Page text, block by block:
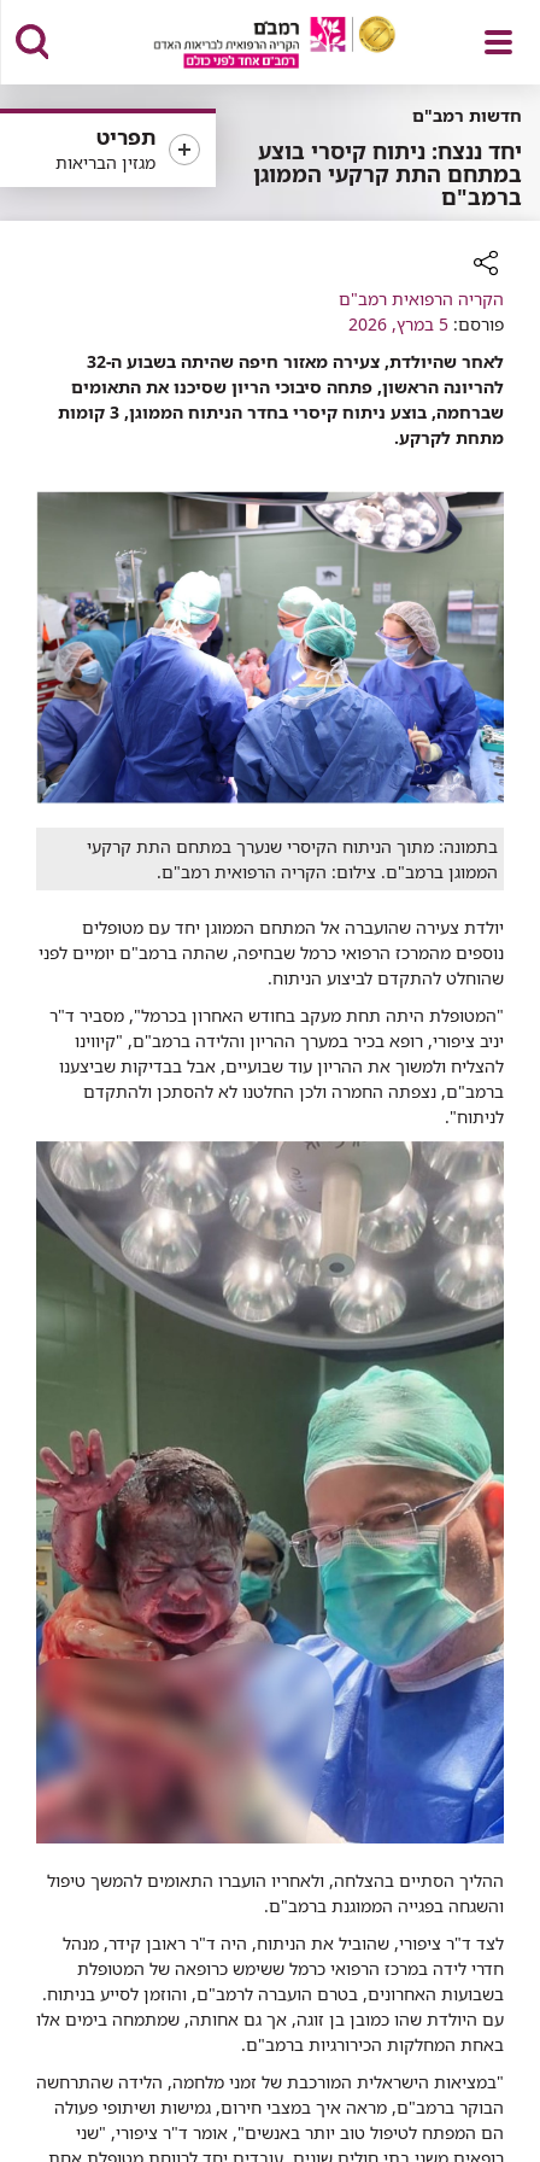
פתח
תפריט
תפריט
מגזין הבריאות
חדשות רמב"ם
יחד ננצח: ניתוח קיסרי בוצע
במתחם התת קרקעי הממוגן
ברמב"ם
רכיב
שיתוף
הקריה הרפואית רמב"ם
פורסם: 5 במרץ, 2026
לאחר שהיולדת, צעירה מאזור חיפה שהיתה בשבוע ה-32
להריונה הראשון, פתחה סיבוכי הריון שסיכנו את התאומים
שברחמה, בוצע ניתוח קיסרי בחדר הניתוח הממוגן, 3 קומות
מתחת לקרקע.
בתמונה: מתוך הניתוח הקיסרי שנערך במתחם התת קרקעי
הממוגן ברמב"ם. צילום: הקריה הרפואית רמב"ם.
יולדת צעירה שהועברה אל המתחם הממוגן יחד עם מטופלים
נוספים מהמרכז הרפואי כרמל שבחיפה, שהתה ברמב"ם יומיים לפני
שהוחלט להתקדם לביצוע הניתוח.
"המטופלת היתה תחת מעקב בחודש האחרון בכרמל", מסביר ד"ר
יניב ציפורי, רופא בכיר במערך ההריון והלידה ברמב"ם, "קיווינו
להצליח ולמשוך את ההריון עוד שבועיים, אבל בבדיקות שביצענו
ברמב"ם, נצפתה החמרה ולכן החלטנו לא להסתכן ולהתקדם
לניתוח".
ההליך הסתיים בהצלחה, ולאחריו הועברו התאומים להמשך טיפול
והשגחה בפגייה הממוגנת ברמב"ם.
לצד ד"ר ציפורי, שהוביל את הניתוח, היה ד"ר ראובן קידר, מנהל
חדרי לידה במרכז הרפואי כרמל ששימש כרופאה של המטופלת
בשבועות האחרונים, בטרם הועברה לרמב"ם, והוזמן לסייע בניתוח.
עם היולדת שהו כמובן בן זוגה, אך גם אחותה, שמתמחה בימים אלו
באחת המחלקות הכירורגיות ברמב"ם.
"במציאות הישראלית המורכבת של זמני מלחמה, הלידה שהתרחשה
הבוקר ברמב"ם, מראה איך במצבי חירום, גמישות ושיתופי פעולה
הם המפתח לטיפול טוב יותר באנשים", אומר ד"ר ציפורי, "שני